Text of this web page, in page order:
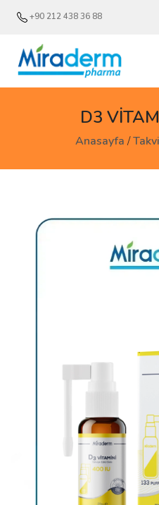
+90 212 438 36 88
D3
Anasayfa/